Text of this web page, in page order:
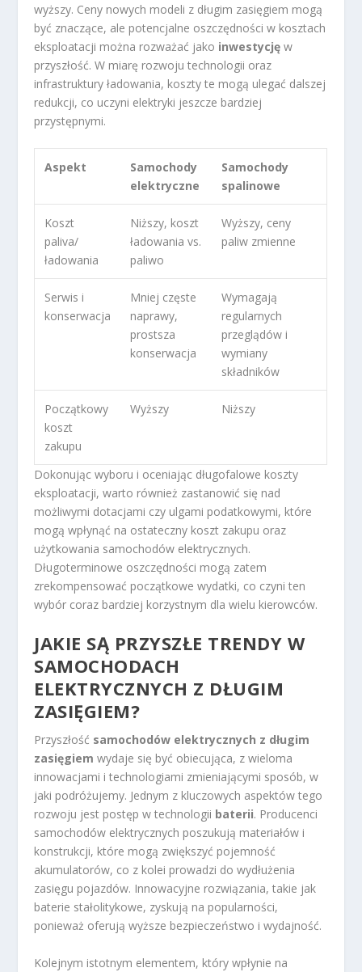
wyższy. Ceny nowych modeli z długim zasięgiem mogą
być znaczące, ale potencjalne oszczędności w kosztach
eksploatacji można rozważać jako inwestycję w
przyszłość. W miarę rozwoju technologii oraz
infrastruktury ładowania, koszty te mogą ulegać dalszej
redukcji, co uczyni elektryki jeszcze bardziej
przystępnymi.
Aspekt
Samochody
elektryczne
Samochody
spalinowe
Koszt
paliva/
ładowania
Niższy, koszt
ładowania vs.
paliwo
Wyższy, ceny
paliw zmienne
Serwis i
konserwacja
Mniej częste
naprawy,
prostsza
konserwacja
Wymagają
regularnych
przeglądów i
wymiany
składników
Początkowy
koszt
zakupu
Wyższy Niższy
Dokonując wyboru i oceniając długofalowe koszty
eksploatacji, warto również zastanowić się nad
możliwymi dotacjami czy ulgami podatkowymi, które
mogą wpłynąć na ostateczny koszt zakupu oraz
użytkowania samochodów elektrycznych.
Długoterminowe oszczędności mogą zatem
zrekompensować początkowe wydatki, co czyni ten
wybór coraz bardziej korzystnym dla wielu kierowców.
JAKIE SĄ PRZYSZŁE TRENDY W
SAMOCHODACH
ELEKTRYCZNYCH Z DŁUGIM
ZASIĘGIEM?
Przyszłość samochodów elektrycznych z długim
zasięgiem wydaje się być obiecująca, z wieloma
innowacjami i technologiami zmieniającymi sposób, w
jaki podróżujemy. Jednym z kluczowych aspektów tego
rozwoju jest postęp w technologii baterii. Producenci
samochodów elektrycznych poszukują materiałów i
konstrukcji, które mogą zwiększyć pojemność
akumulatorów, co z kolei prowadzi do wydłużenia
zasięgu pojazdów. Innowacyjne rozwiązania, takie jak
baterie stałolitykowe, zyskują na popularności,
ponieważ oferują wyższe bezpieczeństwo i wydajność.
Kolejnym istotnym elementem, który wpłynie na